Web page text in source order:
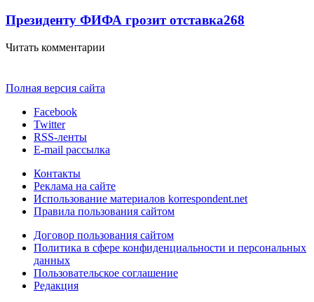
Президенту ФИФА грозит отставка268
Читать комментарии
Полная версия сайта
Facebook
Twitter
RSS-ленты
E-mail рассылка
Контакты
Реклама на сайте
Использование материалов korrespondent.net
Правила пользования сайтом
Договор пользования сайтом
Политика в сфере конфиденциальности и персональных
данных
Пользовательское соглашение
Редакция